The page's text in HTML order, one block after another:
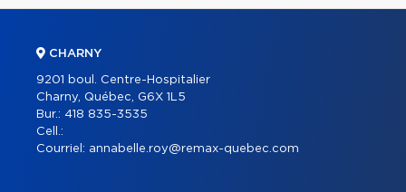
CHARNY
9201 boul. Centre-Hospitalier
Charny, Québec, G6X 1L5
Bur.: 418 835-3535
Cell.:
Courriel: annabelle.roy@remax-quebec.com